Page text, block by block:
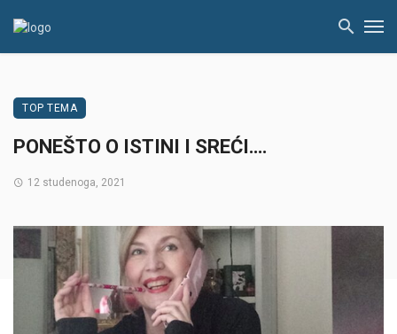
TOP TEMA
PONEŠTO O ISTINI I SREĆI….
12 studenoga, 2021